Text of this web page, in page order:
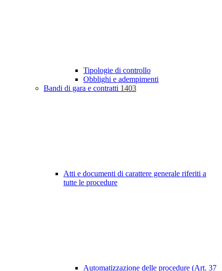
Tipologie di controllo
Obblighi e adempimenti
Bandi di gara e contratti 1403
Atti e documenti di carattere generale riferiti a
tutte le procedure
Automatizzazione delle procedure (Art. 37